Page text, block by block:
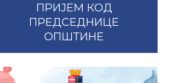
ПРИЈЕМ КОД
ПРЕДСЕДНИЦЕ
ОПШТИНЕ